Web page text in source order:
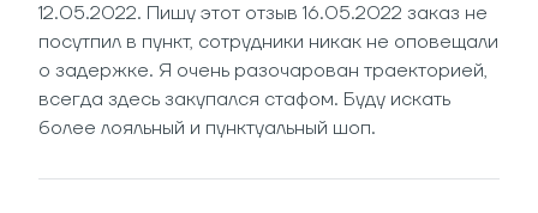
12.05.2022. Пишу этот отзыв 16.05.2022 заказ не
посутпил в пункт, сотрудники никак не оповещали
о задержке. Я очень разочарован траекторией,
всегда здесь закупался стафом. Буду искать
более лояльный и пунктуальный шоп.